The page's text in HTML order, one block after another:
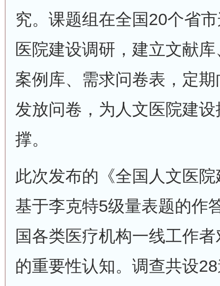
究。课题组在全国20个省
医院建设调研，建立文献
案例库、需求问卷表，定
发放问卷，为人文医院建
撑。
此次发布的《全国人文医
基于李克特5级量表题的作
国各类医疗机构一线工作
的重要性认知。调查共设